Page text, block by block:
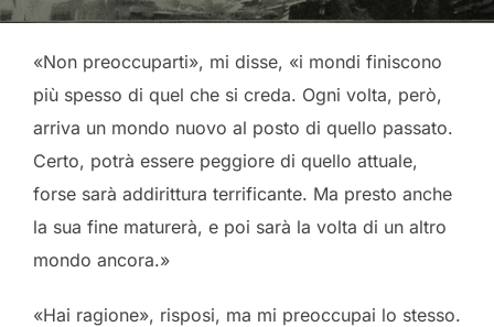
on
«Non preoccuparti», mi disse, «i mondi finiscono
più spesso di quel che si creda. Ogni volta, però,
arriva un mondo nuovo al posto di quello passato.
Certo, potrà essere peggiore di quello attuale,
forse sarà addirittura terrificante. Ma presto anche
la sua fine maturerà, e poi sarà la volta di un altro
mondo ancora.»
«Hai ragione», risposi, ma mi preoccupai lo stesso.